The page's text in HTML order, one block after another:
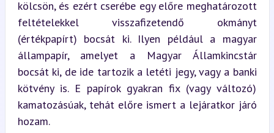
kölcsön, és ezért cserébe egy előre meghatározott
feltételekkel visszafizetendő okmányt
(értékpapírt) bocsát ki. Ilyen például a magyar
állampapír, amelyet a Magyar Államkincstár
bocsát ki, de ide tartozik a letéti jegy, vagy a banki
kötvény is. E papírok gyakran fix (vagy változó)
kamatozásúak, tehát előre ismert a lejáratkor járó
hozam.